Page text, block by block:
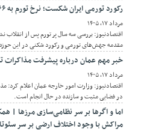
رکورد تورمی ایران شکست؛ نرخ تورم به ۶۶ درصد رسید
مرداد ۱۷, ۱۴۰۵
اقتصادنیوز: بررسی سه سال پر تورم پس از
مقدمه جهش‌های تورمی و رکورد شکنی در این
خبر مهم عمان درباره پیشرفت مذاکرات
مرداد ۱۷, ۱۴۰۵
اقتصادنیوز: وزارت امور خارجه عمان اعلام کرد:
در فضایی مثبت و سازنده در حال انجام است.
اما و اگرها بر سر نظامی‌سازی مرزها |
مراکش با وجود اختلاف ارضی بر سر سئوتا